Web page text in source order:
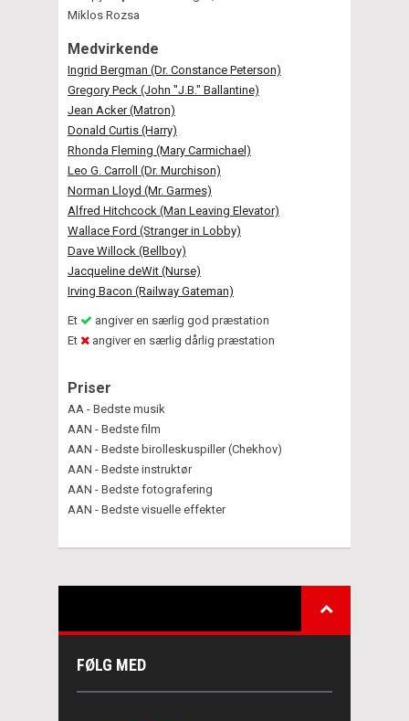
Miklos Rozsa
Medvirkende
Ingrid Bergman (Dr. Constance Peterson)
Gregory Peck (John "J.B." Ballantine)
Jean Acker (Matron)
Donald Curtis (Harry)
Rhonda Fleming (Mary Carmichael)
Leo G. Carroll (Dr. Murchison)
Norman Lloyd (Mr. Garmes)
Alfred Hitchcock (Man Leaving Elevator)
Wallace Ford (Stranger in Lobby)
Dave Willock (Bellboy)
Jacqueline deWit (Nurse)
Irving Bacon (Railway Gateman)
Et
angiver en særlig god præstation
Et
angiver en særlig dårlig præstation
Priser
AA - Bedste musik
AAN - Bedste film
AAN - Bedste birolleskuspiller (Chekhov)
AAN - Bedste instruktør
AAN - Bedste fotografering
AAN - Bedste visuelle effekter
FØLG MED